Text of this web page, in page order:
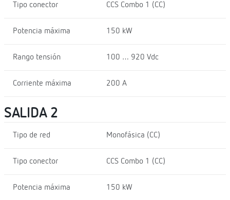
Tipo conector CCS Combo 1 (CC)
Potencia máxima 150 kW
Rango tensión 100 … 920 Vdc
Corriente máxima 200 A
SALIDA 2
Tipo de red Monofásica (CC)
Tipo conector CCS Combo 1 (CC)
Potencia máxima 150 kW